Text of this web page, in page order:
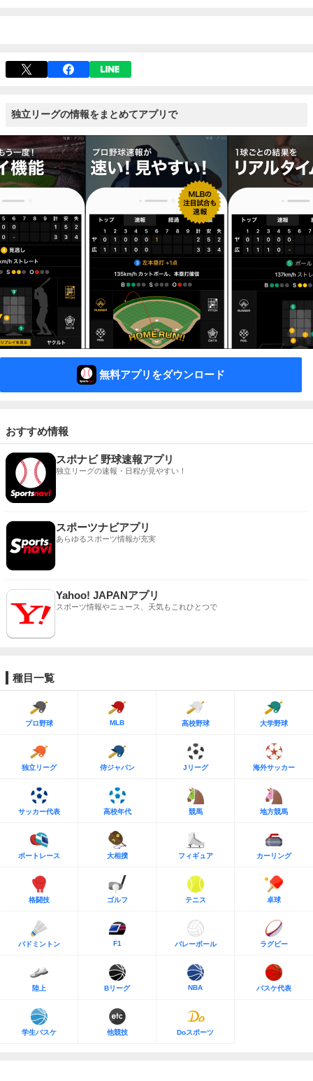
独立リーグの情報をまとめてアプリで
無料アプリをダウンロード
おすすめ情報
スポナビ 野球速報アプリ
独立リーグの速報・日程が見やすい！
スポーツナビアプリ
あらゆるスポーツ情報が充実
Yahoo! JAPANアプリ
スポーツ情報やニュース、天気もこれひとつで
種目一覧
プロ野球 MLB 高校野球 大学野球
独立リーグ 侍ジャパン Jリーグ 海外サッカー
サッカー代表 高校年代 競馬 地方競馬
ボートレース 大相撲 フィギュア カーリング
格闘技 ゴルフ テニス 卓球
バドミントン F1 バレーボール ラグビー
陸上 Bリーグ NBA バスケ代表
学生バスケ 他競技 Doスポーツ